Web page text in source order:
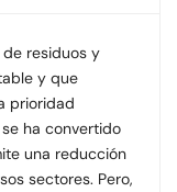
residuos y
y que
prioridad
ha convertido
una reducción
sectores. Pero,